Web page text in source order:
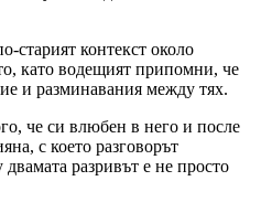
старият контекст около
като водещият припомни, че
и разминавания между тях.
че си влюбен в него и после
с което разговорът
разривът е не просто